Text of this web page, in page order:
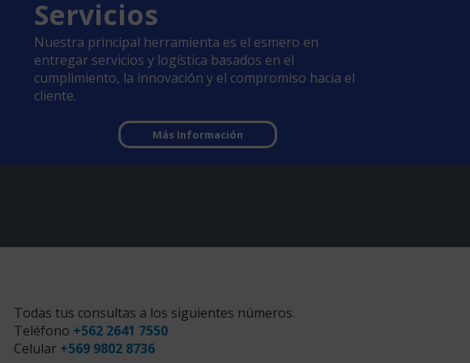
Servicios
Nuestra principal herramienta es el esmero en
entregar servicios y logística basados en el
cumplimiento, la innovación y el compromiso hacia el
cliente.
Más Información
Todas tus consultas a los siguientes números.
Teléfono +562 2641 7550
Celular +569 9802 8736